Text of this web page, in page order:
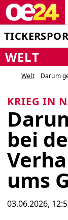
TICKER
WELT
Welt Darum
KRIEG IN
bei
ums
03.06.2026,